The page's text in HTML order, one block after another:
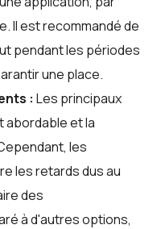
Il est recommandé de
pendant les périodes
une place.
: Les principaux
abordable et la
les
les retards dus au
des
à d'autres options,